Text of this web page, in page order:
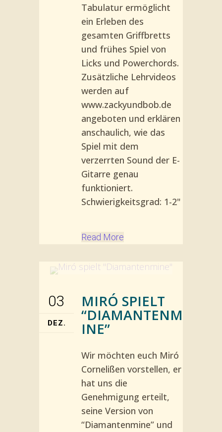
Tabulatur ermöglicht
ein Erleben des
gesamten Griffbretts
und frühes Spiel von
Licks und Powerchords.
Zusätzliche Lehrvideos
werden auf
www.zackyundbob.de
angeboten und erklären
anschaulich, wie das
Spiel mit dem
verzerrten Sound der E-
Gitarre genau
funktioniert.
Schwierigkeitsgrad: 1-2"
Read More
03
DEZ.
MIRÓ SPIELT
“DIAMANTENM
INE”
Wir möchten euch Miró
Cornelißen vorstellen, er
hat uns die
Genehmigung erteilt,
seine Version von
“Diamantenmine” und